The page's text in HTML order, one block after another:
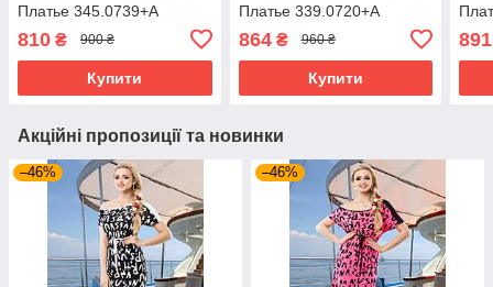
Платье 345.0739+А
810 ₴ 900 ₴
Купити
Платье 339.0720+А
864₴ 960 ₴
Купити
891
Акційні пропозиції та новинки
–46% –46%